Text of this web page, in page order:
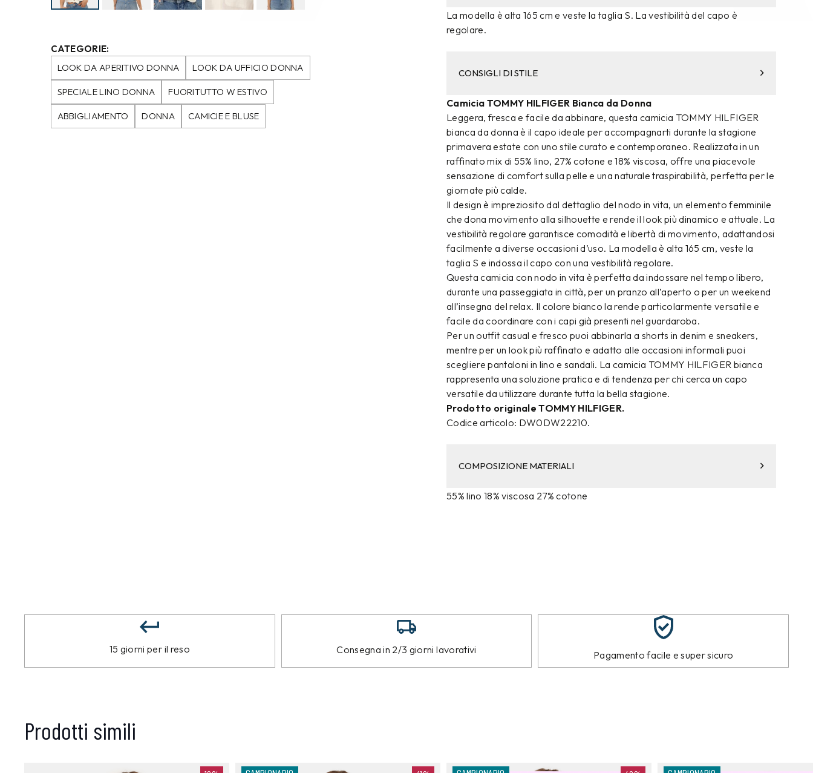
CATEGORIE:
LOOK DA APERITIVO DONNA
LOOK DA UFFICIO DONNA
SPECIALE LINO DONNA FUORITUTTO W ESTIVO
ABBIGLIAMENTO DONNA CAMICIE E BLUSE
La modella è alta 165 cm e veste la taglia S. La vestibilità del capo è
regolare.
CONSIGLI DI STILE
Camicia TOMMY HILFIGER Bianca da Donna
Leggera, fresca e facile da abbinare, questa camicia TOMMY HILFIGER
bianca da donna è il capo ideale per accompagnarti durante la stagione
primavera estate con uno stile curato e contemporaneo. Realizzata in un
raffinato mix di 55% lino, 27% cotone e 18% viscosa, offre una piacevole
sensazione di comfort sulla pelle e una naturale traspirabilità, perfetta per le
giornate più calde.
Il design è impreziosito dal dettaglio del nodo in vita, un elemento femminile
che dona movimento alla silhouette e rende il look più dinamico e attuale. La
vestibilità regolare garantisce comodità e libertà di movimento, adattandosi
facilmente a diverse occasioni d’uso. La modella è alta 165 cm, veste la
taglia S e indossa il capo con una vestibilità regolare.
Questa camicia con nodo in vita è perfetta da indossare nel tempo libero,
durante una passeggiata in città, per un pranzo all’aperto o per un weekend
all’insegna del relax. Il colore bianco la rende particolarmente versatile e
facile da coordinare con i capi già presenti nel guardaroba.
Per un outfit casual e fresco puoi abbinarla a shorts in denim e sneakers,
mentre per un look più raffinato e adatto alle occasioni informali puoi
scegliere pantaloni in lino e sandali. La camicia TOMMY HILFIGER bianca
rappresenta una soluzione pratica e di tendenza per chi cerca un capo
versatile da utilizzare durante tutta la bella stagione.
Prodotto originale TOMMY HILFIGER.
Codice articolo: DW0DW22210.
COMPOSIZIONE MATERIALI
55% lino 18% viscosa 27% cotone
15 giorni per il reso Consegna in 2/3 giorni lavorativi Pagamento facile e super sicuro
Prodotti simili